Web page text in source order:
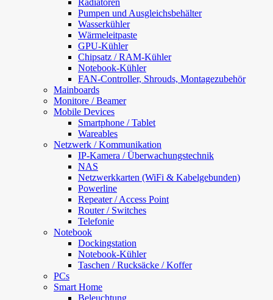
Radiatoren
Pumpen und Ausgleichsbehälter
Wasserkühler
Wärmeleitpaste
GPU-Kühler
Chipsatz / RAM-Kühler
Notebook-Kühler
FAN-Controller, Shrouds, Montagezubehör
Mainboards
Monitore / Beamer
Mobile Devices
Smartphone / Tablet
Wareables
Netzwerk / Kommunikation
IP-Kamera / Überwachungstechnik
NAS
Netzwerkkarten (WiFi & Kabelgebunden)
Powerline
Repeater / Access Point
Router / Switches
Telefonie
Notebook
Dockingstation
Notebook-Kühler
Taschen / Rucksäcke / Koffer
PCs
Smart Home
Beleuchtung